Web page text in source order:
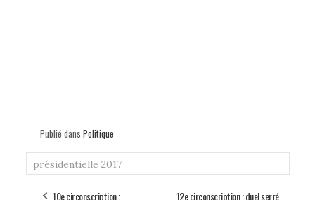
Publié dans Politique
présidentielle 2017
10e circonscription : 12e circonscription : duel serré